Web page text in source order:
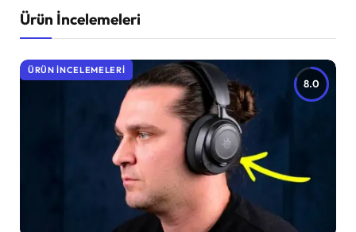
Ürün İncelemeleri
8.0
ÜRÜN İNCELEMELERI